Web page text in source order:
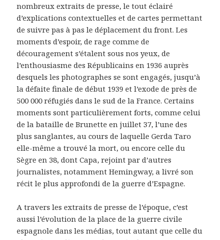
nombreux extraits de presse, le tout éclairé
d’explications contextuelles et de cartes permettant
de suivre pas à pas le déplacement du front. Les
moments d’espoir, de rage comme de
découragement s’étalent sous nos yeux, de
l’enthousiasme des Républicains en 1936 auprès
desquels les photographes se sont engagés, jusqu’à
la défaite finale de début 1939 et l’exode de près de
500 000 réfugiés dans le sud de la France. Certains
moments sont particulièrement forts, comme celui
de la bataille de Brunette en juillet 37, l’une des
plus sanglantes, au cours de laquelle Gerda Taro
elle-même a trouvé la mort, ou encore celle du
Sègre en 38, dont Capa, rejoint par d’autres
journalistes, notamment Hemingway, a livré son
récit le plus approfondi de la guerre d’Espagne.
A travers les extraits de presse de l’époque, c’est
aussi l’évolution de la place de la guerre civile
espagnole dans les médias, tout autant que celle du